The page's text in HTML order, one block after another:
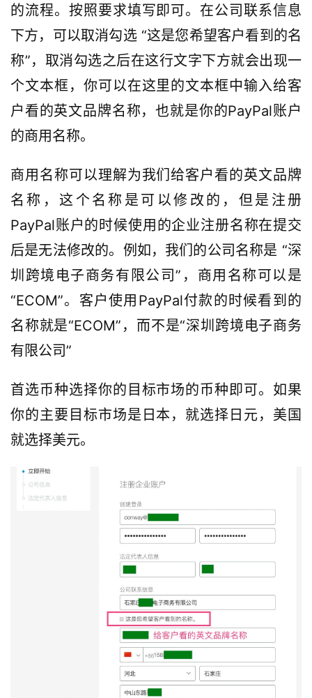
的流程。按照要求填写即可。在公司联系信息
下方，可以取消勾选 “这是您希望客户看到的名
称”，取消勾选之后在这行文字下方就会出现一
个文本框，你可以在这里的文本框中输入给客
户看的英文品牌名称，也就是你的PayPal账户
的商用名称。
商用名称可以理解为我们给客户看的英文品牌
名称，这个名称是可以修改的，但是注册
PayPal账户的时候使用的企业注册名称在提交
后是无法修改的。例如，我们的公司名称是 “深
圳跨境电子商务有限公司”，商用名称可以是
“ECOM”。客户使用PayPal付款的时候看到的
名称就是“ECOM”，而不是“深圳跨境电子商务
有限公司”
首选币种选择你的目标市场的币种即可。如果
你的主要目标市场是日本，就选择日元，美国
就选择美元。